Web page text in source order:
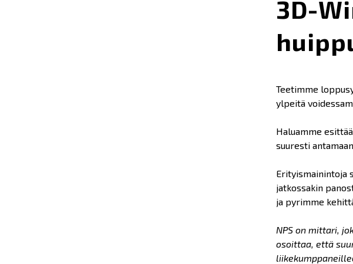
3D-
Teetimme
ylpeitä
Haluamme
suuresti
Erityismainintoja
jatkossakin
ja pyrimme
NPS on mittari,
osoittaa, että